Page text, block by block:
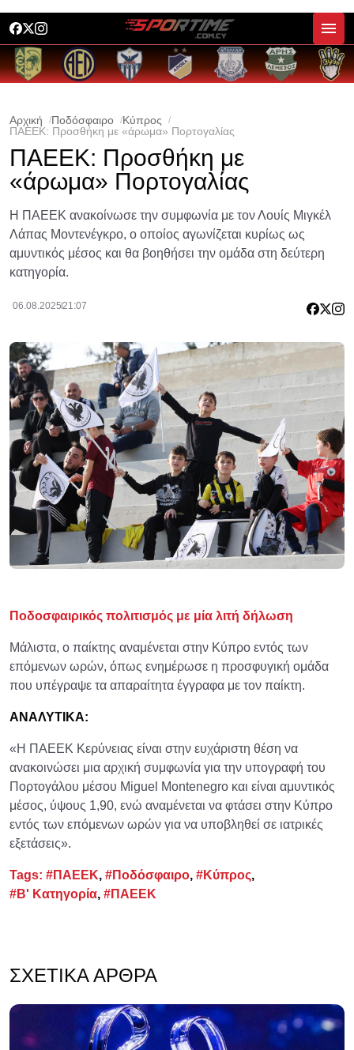
Αρχική Ποδόσφαιρο
Κύπρος
ΠΑΕΕΚ: Προσθήκη με «άρωμα» Πορτογαλίας
ΠΑΕΕΚ: Προσθήκη με
«άρωμα» Πορτογαλίας
Η ΠΑΕΕΚ ανακοίνωσε την συμφωνία με τον Λουίς Μιγκέλ
Λάπας Μοντενέγκρο, ο οποίος αγωνίζεται κυρίως ως
αμυντικός μέσος και θα βοηθήσει την ομάδα στη δεύτερη
κατηγορία.
06.08.202521:07
Ποδοσφαιρικός πολιτισμός με μία λιτή δήλωση
Μάλιστα, ο παίκτης αναμένεται στην Κύπρο εντός των
επόμενων ωρών, όπως ενημέρωσε η προσφυγική ομάδα
που υπέγραψε τα απαραίτητα έγγραφα με τον παίκτη.
ΑΝΑΛΥΤΙΚΑ:
«Η ΠΑΕΕΚ Κερύνειας είναι στην ευχάριστη θέση να
ανακοινώσει μια αρχική συμφωνία για την υπογραφή του
Πορτογάλου μέσου Miguel Montenegro και είναι αμυντικός
μέσος, ύψους 1,90, ενώ αναμένεται να φτάσει στην Κύπρο
εντός των επόμενων ωρών για να υποβληθεί σε ιατρικές
εξετάσεις».
Tags: #ΠΑΕΕΚ, #Ποδόσφαιρο, #Κύπρος,
#Β' Κατηγορία, #ΠΑΕΕΚ
ΣΧΕΤΙΚΆ ΆΡΘΡΑ